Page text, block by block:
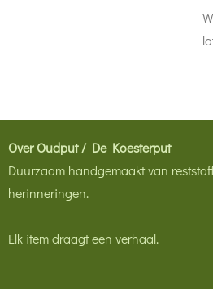
Over Oudput / De Koesterput
Duurzaam handgemaakt van
herinneringen.
Elk item draagt een verhaal.